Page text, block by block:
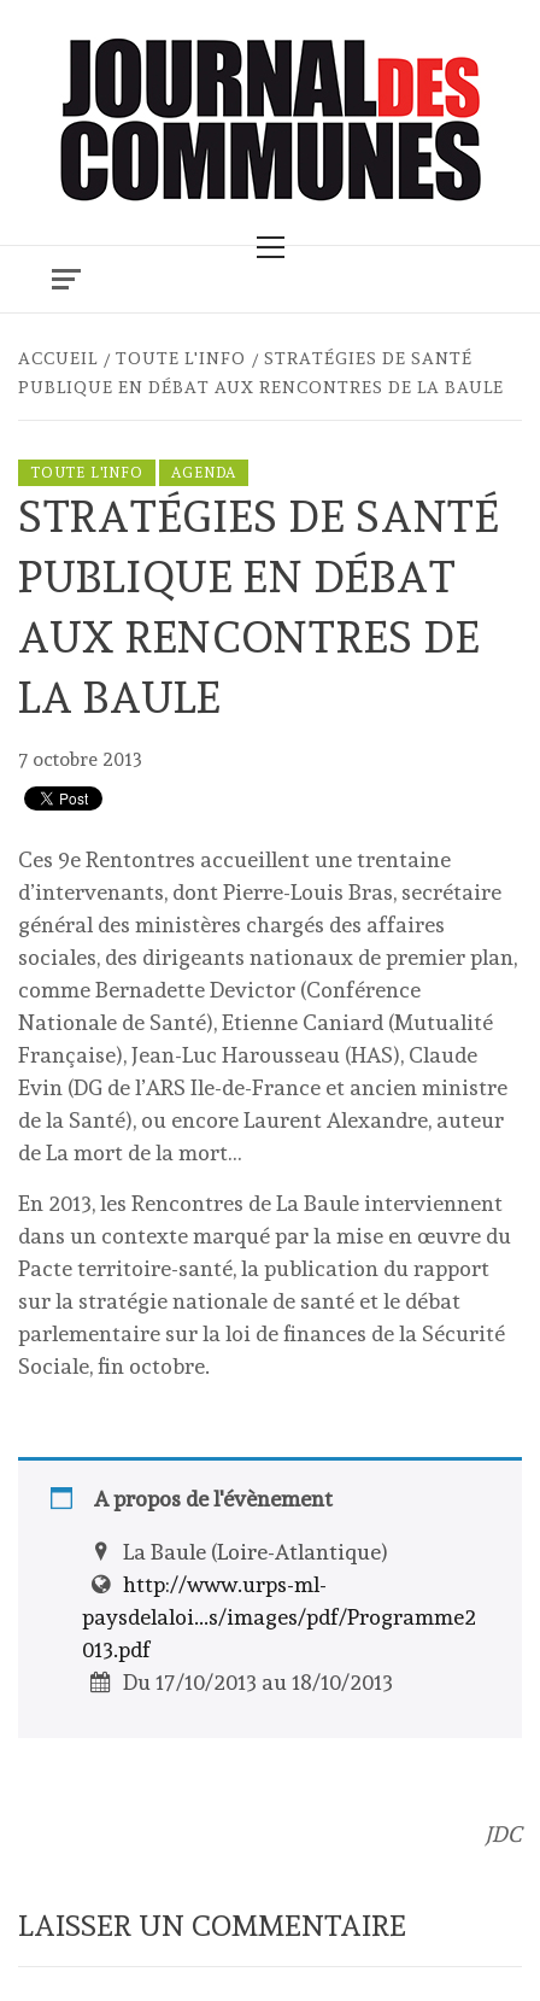
Menu
ACCUEIL TOUTE L'INFO
STRATÉGIES DE SANTÉ
PUBLIQUE EN DÉBAT AUX RENCONTRES DE LA BAULE
TOUTE L'INFO AGENDA
STRATÉGIES DE SANTÉ
PUBLIQUE EN DÉBAT
AUX RENCONTRES DE
LA BAULE
7 octobre 2013
Ces 9e Rentontres accueillent une trentaine
d’intervenants, dont Pierre-Louis Bras, secrétaire
général des ministères chargés des affaires
sociales, des dirigeants nationaux de premier plan,
comme Bernadette Devictor (Conférence
Nationale de Santé), Etienne Caniard (Mutualité
Française), Jean-Luc Harousseau (HAS), Claude
Evin (DG de l’ARS Ile-de-France et ancien ministre
de la Santé), ou encore Laurent Alexandre, auteur
de La mort de la mort…
En 2013, les Rencontres de La Baule interviennent
dans un contexte marqué par la mise en œuvre du
Pacte territoire-santé, la publication du rapport
sur la stratégie nationale de santé et le débat
parlementaire sur la loi de finances de la Sécurité
Sociale, fin octobre.
A propos de l'évènement
La Baule (Loire-Atlantique)
http://www.urps-ml-
paysdelaloi...s/images/pdf/Programme2
013.pdf
Du 17/10/2013 au 18/10/2013
JDC
LAISSER UN COMMENTAIRE